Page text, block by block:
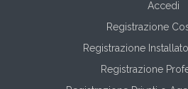
Accedi
Registrazione
Registrazione
Registrazione